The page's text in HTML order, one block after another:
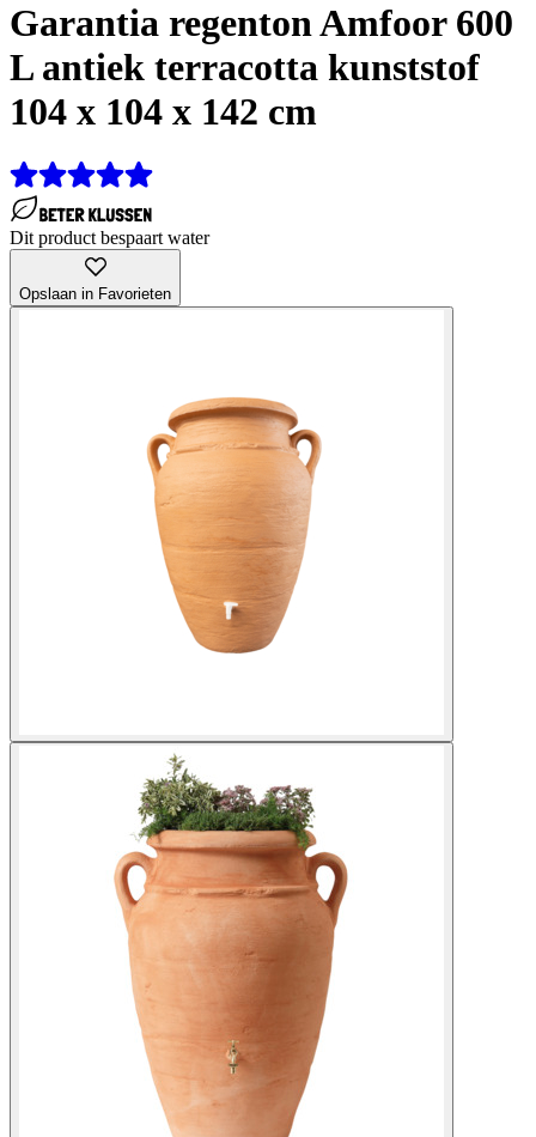
Garantia regenton Amfoor 600
L antiek terracotta kunststof
104 x 104 x 142 cm
Dit product bespaart water
Opslaan in Favorieten